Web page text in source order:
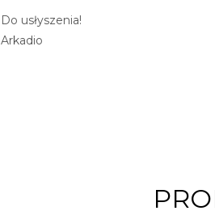
Do usłyszenia!
Arkadio